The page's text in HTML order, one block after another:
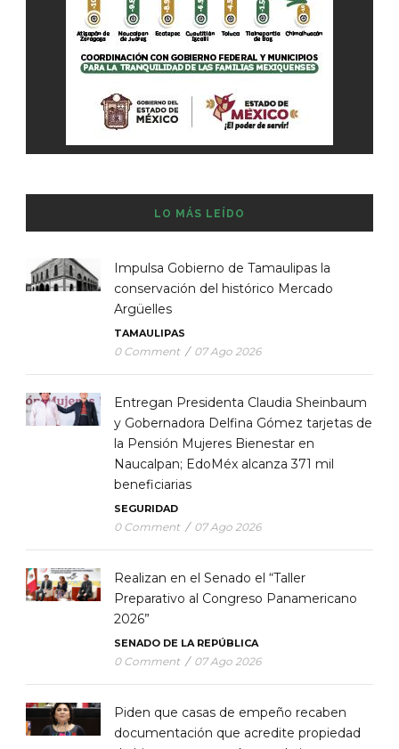
LO MÁS LEÍDO
Impulsa Gobierno de Tamaulipas la
conservación del histórico Mercado
Argüelles
TAMAULIPAS
0 Comment / 07 Ago 2026
Entregan Presidenta Claudia Sheinbaum
y Gobernadora Delfina Gómez tarjetas de
la Pensión Mujeres Bienestar en
Naucalpan; EdoMéx alcanza 371 mil
beneficiarias
SEGURIDAD
0 Comment / 07 Ago 2026
Realizan en el Senado el “Taller
Preparativo al Congreso Panamericano
2026”
SENADO DE LA REPÚBLICA
0 Comment / 07 Ago 2026
Piden que casas de empeño recaben
documentación que acredite propiedad